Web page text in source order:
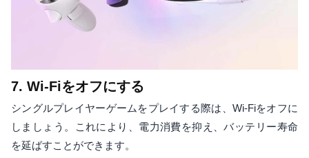
7. Wi-Fiをオフにする
シングルプレイヤーゲームをプレイする際は、Wi-Fiをオフに
しましょう。これにより、電力消費を抑え、バッテリー寿命
を延ばすことができます。